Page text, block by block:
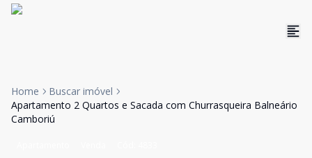
Home
Buscar imóvel
Apartamento 2 Quartos e Sacada com Churrasqueira Balneário
Camboriú